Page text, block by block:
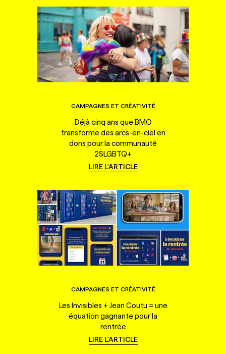
CAMPAGNES ET CRÉATIVITÉ
Déjà cinq ans que BMO
transforme des arcs-en-ciel en
dons pour la communauté
2SLGBTQ+
LIRE L'ARTICLE
CAMPAGNES ET CRÉATIVITÉ
Les Invisibles + Jean Coutu = une
équation gagnante pour la
rentrée
LIRE L'ARTICLE